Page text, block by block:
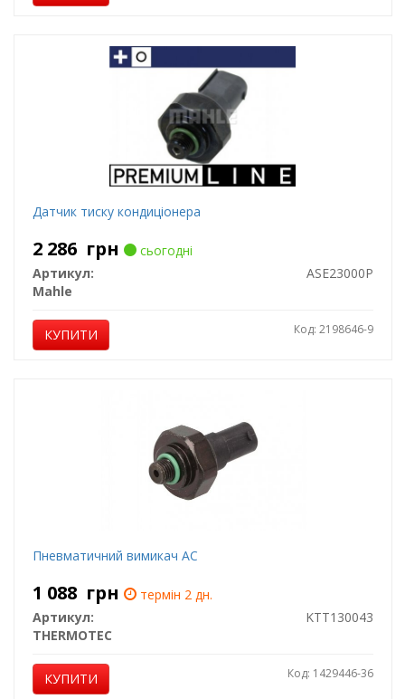
Датчик тиску кондиціонера
2 286 грн
сьогодні
Артикул:
ASE23000P
Mahle
КУПИТИ Код: 2198646-9
Пневматичний вимикач AC
1 088 грн
термін 2 дн.
Артикул:
KTT130043
THERMOTEC
КУПИТИ Код: 1429446-36